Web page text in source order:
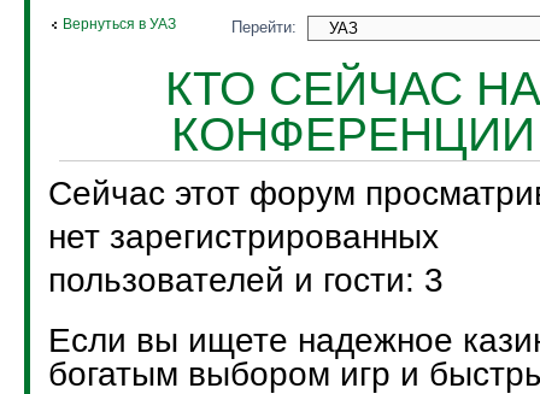
Вернуться в УАЗ Перейти:
КТО СЕЙЧАС
КОНФЕРЕНЦИИ
Сейчас этот форум
нет зарегистрированных
пользователей и гости: 3
Если вы ищете надежное
богатым выбором игр и